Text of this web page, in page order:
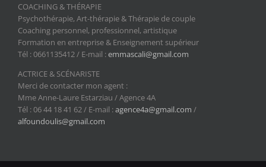
COACHING & THÉRAPIE
Psychothérapie, Art-thérapie & Thérapie de couple
Coaching personnel, professionnel, artistique
Formation en entreprise & Enseignement supérieur
Tél : 0661135412 / E-mail :emmascali@gmail.com
ACTRICE & SCÉNARISTE
Merci de contacter mon agent :
Mme Anne-Laure Estarziau / Agence 4A
Tél : 06 44 18 41 62 / E-mail :agence4a@gmail.com /
alfoundoulis@gmail.com